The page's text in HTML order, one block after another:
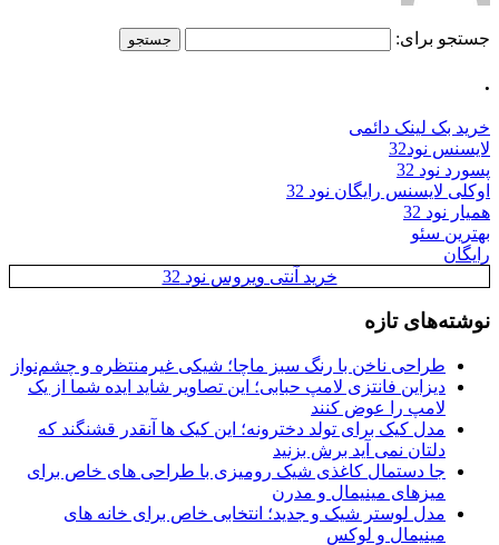
جستجو برای:
.
خرید بک لینک دائمی
لایسنس نود32
پسورد نود 32
اوکلی لایسنس رایگان نود 32
همیار نود 32
بهترین سئو
رایگان
خرید آنتی ویروس نود 32
نوشته‌های تازه
طراحی ناخن با رنگ سبز ماچا؛ شیکی غیرمنتظره و چشم‌نواز
دیزاین فانتزی لامپ حبابی؛ این تصاویر شاید ایده شما از یک
لامپ را عوض کنند
مدل کیک برای تولد دخترونه؛ این کیک ها آنقدر قشنگند که
دلتان نمی آید برش بزنید
جا دستمال کاغذی شیک رومیزی با طراحی های خاص برای
میزهای مینیمال و مدرن
مدل لوستر شیک و جدید؛ انتخابی خاص برای خانه های
مینیمال و لوکس